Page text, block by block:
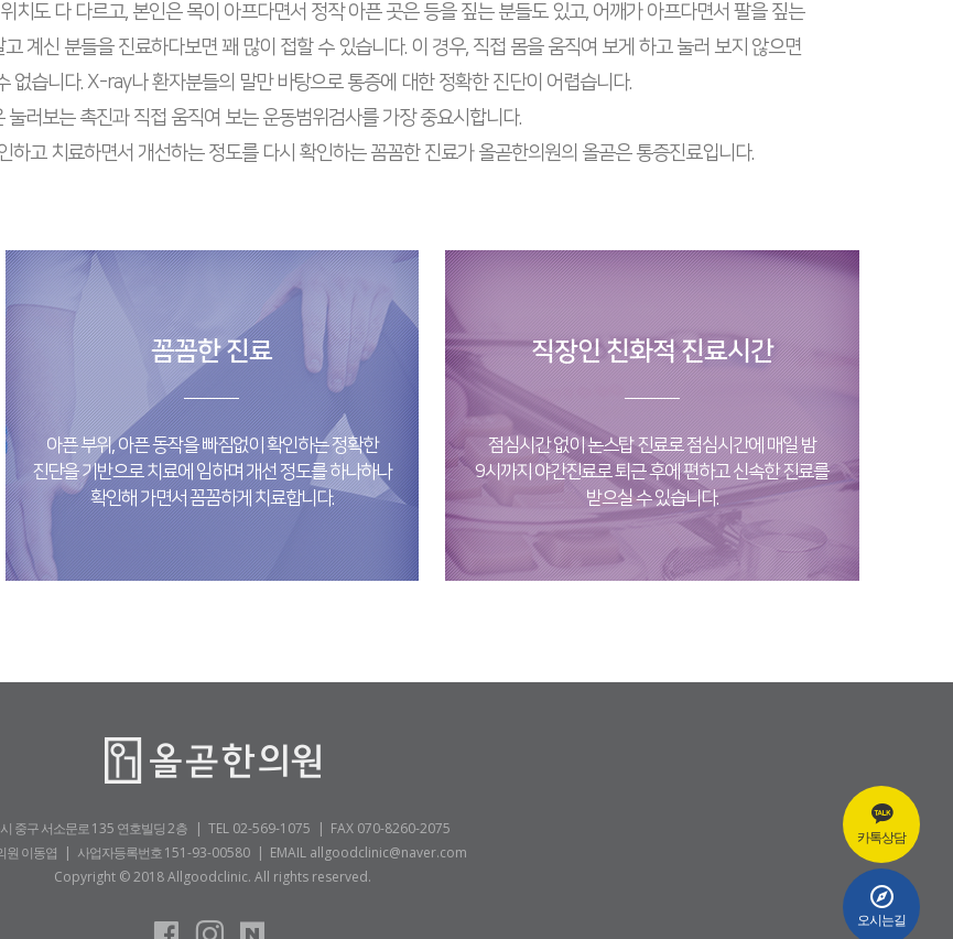
카톡상담
오시는길
치도 다 다르고, 본인은 목이 아프다면서 정작 아픈 곳은 등을 짚는 분들도 있고, 어깨가 아프다면서 팔을 짚는
계신 분들을 진료하다보면 꽤 많이 접할 수 있습니다. 이 경우, 직접 몸을 움직여 보게 하고 눌러 보지 않으면
없습니다. X-ray나 환자분들의 말만 바탕으로 통증에 대한 정확한 진단이 어렵습니다.
눌러보는 촉진과 직접 움직여 보는 운동범위검사를 가장 중요시합니다.
하고 치료하면서 개선하는 정도를 다시 확인하는 꼼꼼한 진료가 올곧한의원의 올곧은 통증진료입니다.
꼼꼼한 진료
아픈 부위, 아픈 동작을 빠짐없이 확인하는 정확한
진단을 기반으로 치료에 임하며 개선 정도를 하나하나
확인해 가면서 꼼꼼하게 치료합니다.
직장인 친화적 진료시간
점심시간 없이 논스탑 진료로 점심시간에 매일 밤
9시까지 야간진료로 퇴근 후에 편하고 신속한 진료를
받으실 수 있습니다.
중구 서소문로135 연호빌딩2층 | TEL 02-569-1075 | FAX 070-8260-2075
원 이동엽 | 사업자등록번호151-93-00580 | EMAIL allgoodclinic@naver.com
Copyright © 2018 Allgoodclinic. All rights reserved.